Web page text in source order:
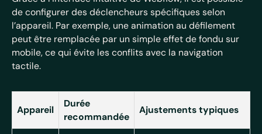
de configurer des déclencheurs spécifiques selon
l’appareil. Par exemple, une animation au défilement
peut être remplacée par un simple effet de fondu sur
mobile, ce qui évite les conflits avec la navigation
tactile.
Appareil
Durée
recommandée
Ajustements typiques